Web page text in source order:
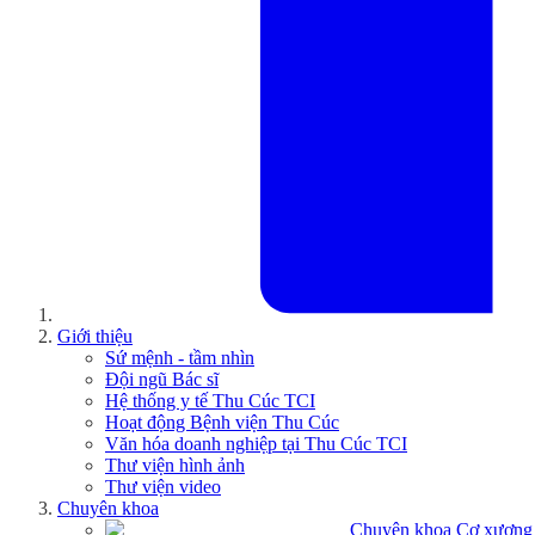
Giới thiệu
Sứ mệnh - tầm nhìn
Đội ngũ Bác sĩ
Hệ thống y tế Thu Cúc TCI
Hoạt động Bệnh viện Thu Cúc
Văn hóa doanh nghiệp tại Thu Cúc TCI
Thư viện hình ảnh
Thư viện video
Chuyên khoa
Chuyên khoa Cơ